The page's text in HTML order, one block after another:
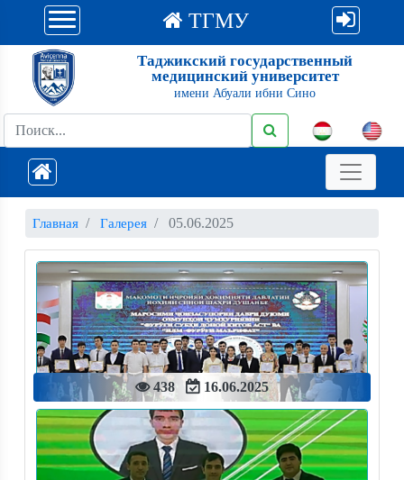
ТГМУ
Таджикский государственный
медицинский университет
имени Абуали ибни Сино
Главная Галерея 05.06.2025
438 16.06.2025